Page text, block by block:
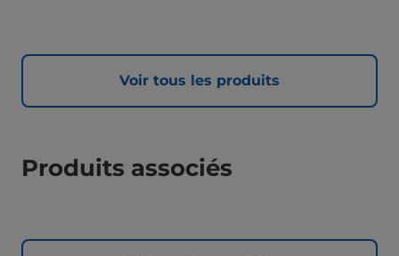
Voir tous les produits
Produits associés